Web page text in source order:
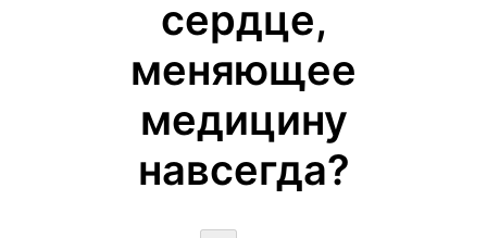
сердце,
меняющее
медицину
навсегда?